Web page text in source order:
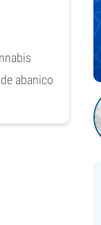
abanico